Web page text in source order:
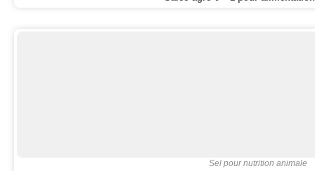
Sel pour nutrition animale